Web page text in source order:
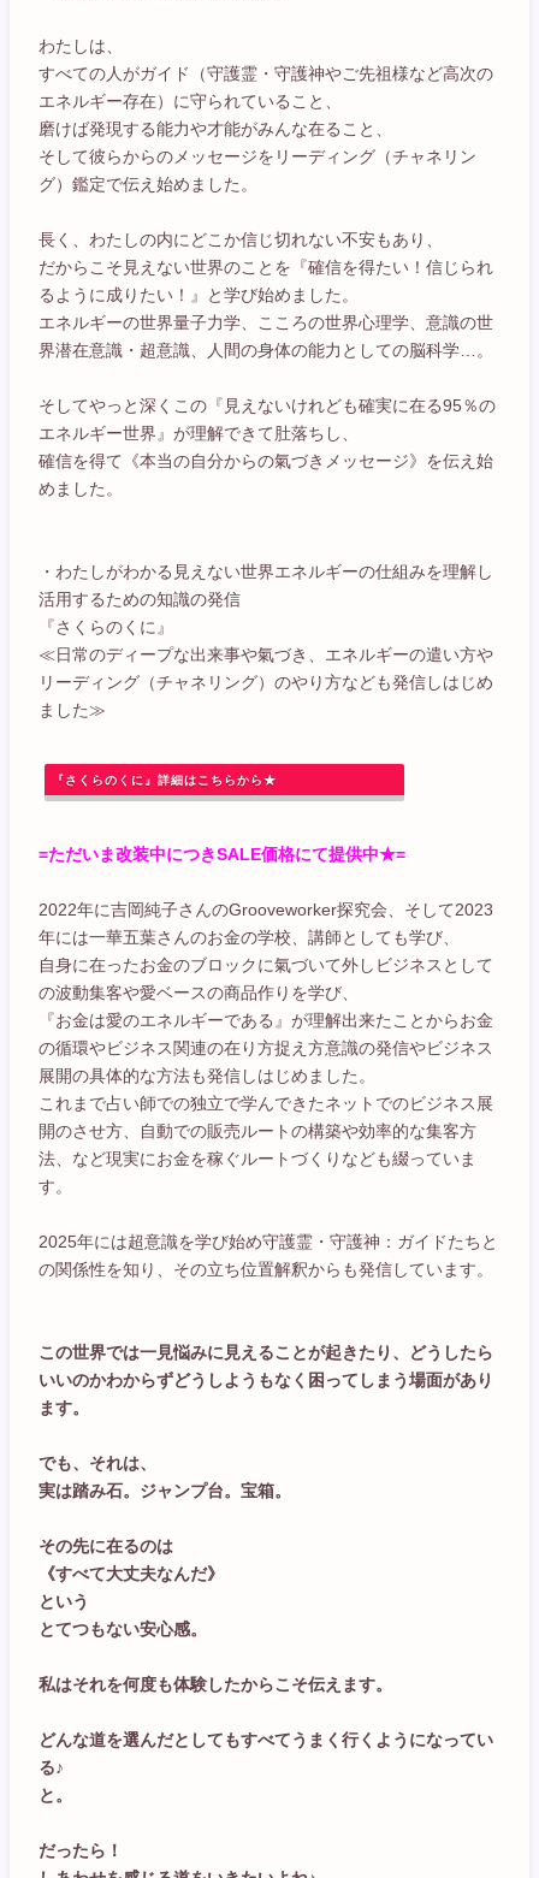
わたしは、
すべての人がガイド（守護霊・守護神やご先祖様など高次の
エネルギー存在）に守られていること、
磨けば発現する能力や才能がみんな在ること、
そして彼らからのメッセージをリーディング（チャネリン
グ）鑑定で伝え始めました。
長く、わたしの内にどこか信じ切れない不安もあり、
だからこそ見えない世界のことを『確信を得たい！信じられ
るように成りたい！』と学び始めました。
エネルギーの世界量子力学、こころの世界心理学、意識の世
界潜在意識・超意識、人間の身体の能力としての脳科学…。
そしてやっと深くこの『見えないけれども確実に在る95％の
エネルギー世界』が理解できて肚落ちし、
確信を得て《本当の自分からの氣づきメッセージ》を伝え始
めました。
・わたしがわかる見えない世界エネルギーの仕組みを理解し
活用するための知識の発信
『さくらのくに』
≪日常のディープな出来事や氣づき、エネルギーの遣い方や
リーディング（チャネリング）のやり方なども発信しはじめ
ました≫
『さくらのくに』詳細はこちらから★
=ただいま改装中につきSALE価格にて提供中★=
2022年に吉岡純子さんのGrooveworker探究会、そして2023
年には一華五葉さんのお金の学校、講師としても学び、
自身に在ったお金のブロックに氣づいて外しビジネスとして
の波動集客や愛ベースの商品作りを学び、
『お金は愛のエネルギーである』が理解出来たことからお金
の循環やビジネス関連の在り方捉え方意識の発信やビジネス
展開の具体的な方法も発信しはじめました。
これまで占い師での独立で学んできたネットでのビジネス展
開のさせ方、自動での販売ルートの構築や効率的な集客方
法、など現実にお金を稼ぐルートづくりなども綴っていま
す。
2025年には超意識を学び始め守護霊・守護神：ガイドたちと
の関係性を知り、その立ち位置解釈からも発信しています。
この世界では一見悩みに見えることが起きたり、どうしたら
いいのかわからずどうしようもなく困ってしまう場面があり
ます。
でも、それは、
実は踏み石。ジャンプ台。宝箱。
その先に在るのは
《すべて大丈夫なんだ》
という
とてつもない安心感。
私はそれを何度も体験したからこそ伝えます。
どんな道を選んだとしてもすべてうまく行くようになってい
る♪
と。
だったら！